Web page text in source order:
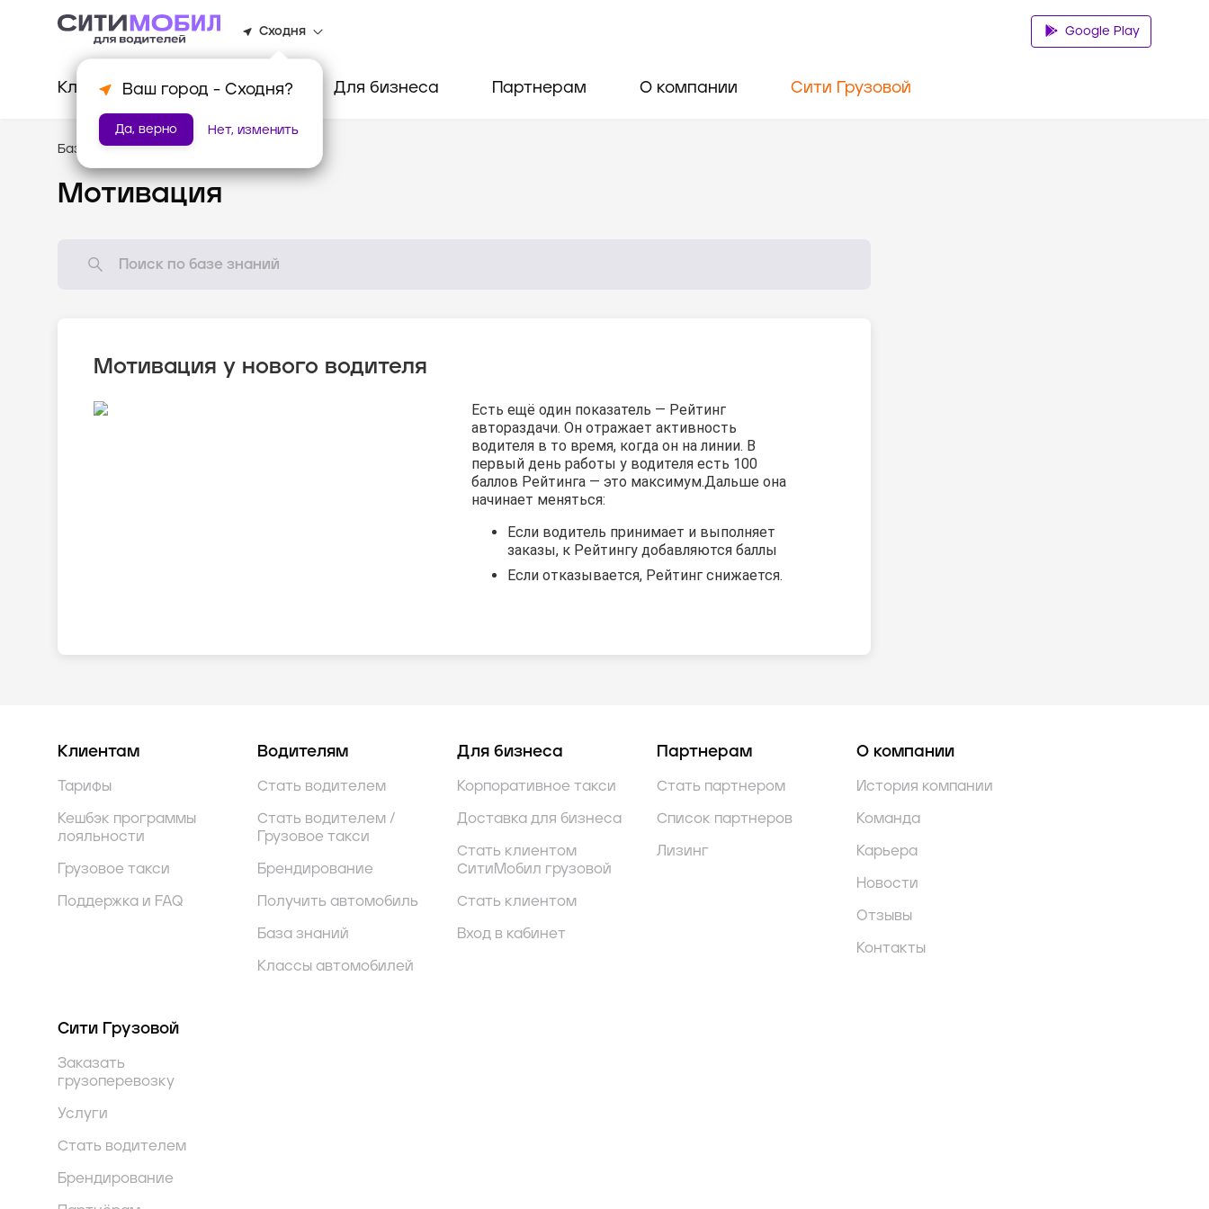
Сходня
Ваш город - Сходня?
Да, верно Нет, изменить
Google Play
Клиентам Водителям Для бизнеса Партнерам О компании Сити Грузовой
База знаний /Как всё устроено?
Мотивация
Мотивация у нового водителя
Есть ещё один показатель — Рейтинг
автораздачи. Он отражает активность
водителя в то время, когда он на линии. В
первый день работы у водителя есть 100
баллов Рейтинга — это максимум.Дальше она
начинает меняться:
Если водитель принимает и выполняет
заказы, к Рейтингу добавляются баллы
Если отказывается, Рейтинг снижается.
Есть ещё один показатель — Рейтинг
автораздачи. Он отражает активность
водителя в то время, когда он на линии. В
первый день работы у водителя есть 100
баллов Рейтинга — это максимум.Дальше она
начинает меняться:
Если водитель принимает и выполняет
заказы, к Рейтингу добавляются баллы
Если отказывается, Рейтинг снижается.
Есть ещё один показатель — Рейтинг
автораздачи. Он отражает активность
водителя в то время, когда он на линии. В
первый день работы у водителя есть 100
баллов Рейтинга — это максимум.Дальше она
начинает меняться:
Если водитель принимает и выполняет
заказы, к Рейтингу добавляются баллы
Если отказывается, Рейтинг снижается.
Клиентам
Тарифы
Кешбэк программы
лояльности
Грузовое такси
Поддержка и FAQ
Водителям
Стать водителем
Стать водителем /
Грузовое такси
Брендирование
Получить автомобиль
База знаний
Классы автомобилей
Для бизнеса
Корпоративное такси
Доставка для бизнеса
Стать клиентом
СитиМобил грузовой
Стать клиентом
Вход в кабинет
Партнерам
Стать партнером
Список партнеров
Лизинг
О компании
История компании
Команда
Карьера
Новости
Отзывы
Контакты
Сити Грузовой
Заказать
грузоперевозку
Услуги
Стать водителем
Брендирование